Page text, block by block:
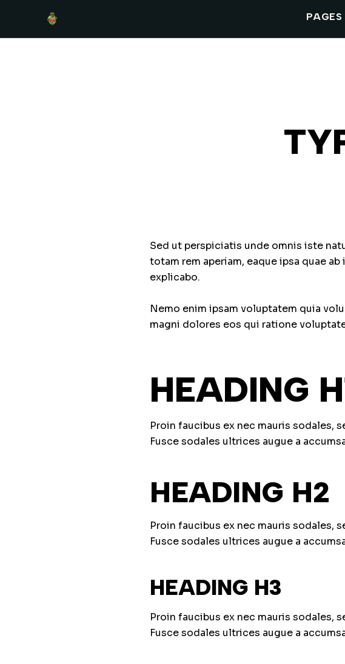
PAGES
Sed ut perspiciatis unde omnis iste
totam rem aperiam, eaque ipsa quae
explicabo.
Nemo enim ipsam voluptatem quia
magni dolores eos qui ratione
HEADING
Proin faucibus ex nec mauris sodales,
Fusce sodales ultrices augue a
HEADING H2
Proin faucibus ex nec mauris sodales,
Fusce sodales ultrices augue a
HEADING H3
Proin faucibus ex nec mauris sodales,
Fusce sodales ultrices augue a